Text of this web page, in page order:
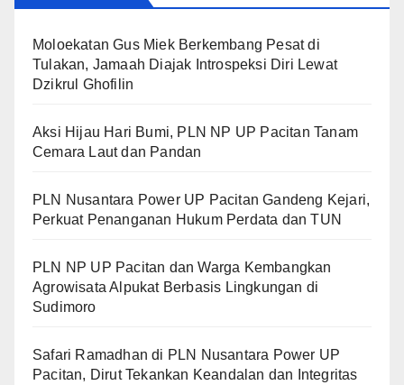
Moloekatan Gus Miek Berkembang Pesat di
Tulakan, Jamaah Diajak Introspeksi Diri Lewat
Dzikrul Ghofilin
Aksi Hijau Hari Bumi, PLN NP UP Pacitan Tanam
Cemara Laut dan Pandan
PLN Nusantara Power UP Pacitan Gandeng Kejari,
Perkuat Penanganan Hukum Perdata dan TUN
PLN NP UP Pacitan dan Warga Kembangkan
Agrowisata Alpukat Berbasis Lingkungan di
Sudimoro
Safari Ramadhan di PLN Nusantara Power UP
Pacitan, Dirut Tekankan Keandalan dan Integritas